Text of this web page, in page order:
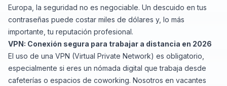
Europa, la seguridad no es negociable. Un descuido en tus
contraseñas puede costar miles de dólares y, lo más
importante, tu reputación profesional.
VPN: Conexión segura para trabajar a distancia en 2026
El uso de una VPN (Virtual Private Network) es obligatorio,
especialmente si eres un nómada digital que trabaja desde
cafeterías o espacios de coworking. Nosotros en vacantes